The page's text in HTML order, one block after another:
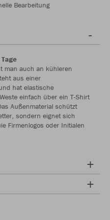
Bearbeitung
man auch an kühleren
aus einer
hat elastische
einfach über ein T-Shirt
Außenmaterial schützt
sondern eignet sich
Firmenlogos oder Initialen